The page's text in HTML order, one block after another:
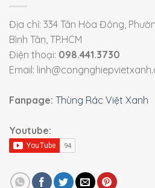
Địa chỉ: 334 Tân Hòa Đông,
Bình Tân, TP.HCM
Điện thoại: 098.441.3730
Email:
Fanpage: Thùng Rác Việt Xanh
Youtube: